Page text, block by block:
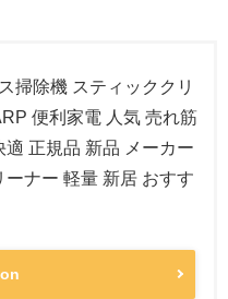
掃除機 スティッククリ
便利家電 人気 売れ筋
正規品 新品 メーカー
ナー 軽量 新居 おすす